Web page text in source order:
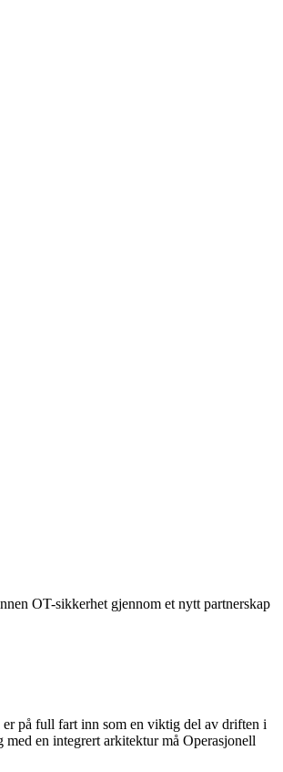
OT-sikkerhet gjennom et nytt partnerskap
på full fart inn som en viktig del av driften i
en integrert arkitektur må Operasjonell